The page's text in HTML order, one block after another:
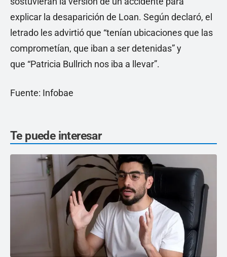
explicar la desaparición de Loan. Según declaró, el
letrado les advirtió que “tenían ubicaciones que las
comprometían, que iban a ser detenidas” y
que “Patricia Bullrich nos iba a llevar”.
Fuente: Infobae
Te puede interesar